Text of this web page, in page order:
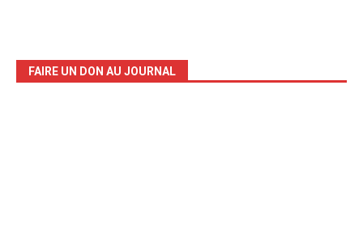
FAIRE UN DON AU JOURNAL